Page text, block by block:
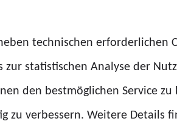
mehr Ausfälle und weniger
und strukturell stark genug ist,
technischen erforderlichen
statistischen Analyse der
den bestmöglichen Service
zu verbessern. Weitere Details